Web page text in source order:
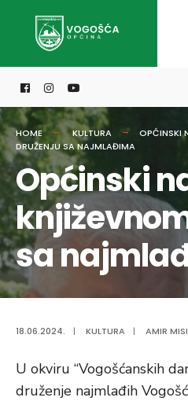
HOME KULTURA
OPĆINSKI
DRUŽENJU SA NAJMLAĐIMA
Općinski
sa
18.06.2024. | KULTURA | AMIR
U okviru “Vogošćanskih
druženje najmlađih
for: